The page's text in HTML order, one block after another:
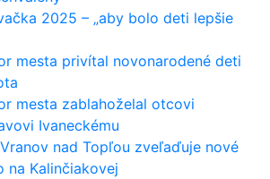
2025 – „aby bolo deti lepšie
mesta privítal novonarodené deti
mesta zablahoželal otcovi
Ivaneckému
nad Topľou zveľaďuje nové
na Kalinčiakovej